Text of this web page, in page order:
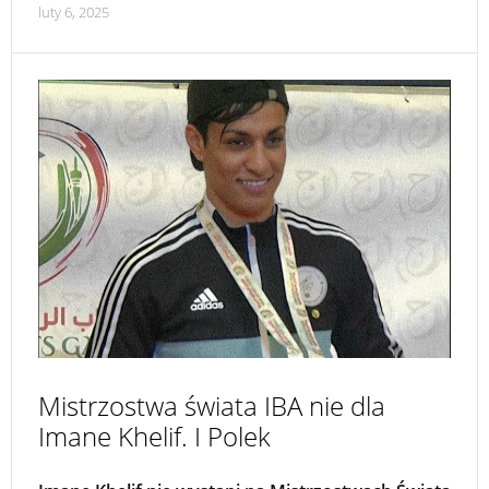
luty 6, 2025
Mistrzostwa świata IBA nie dla
Imane Khelif. I Polek